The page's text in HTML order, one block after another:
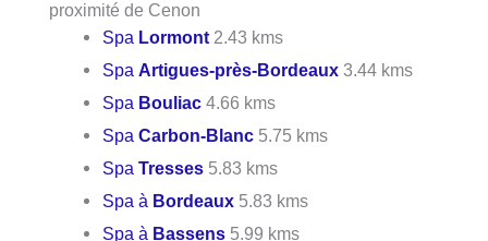
proximité de Cenon
Spa Lormont 2.43 kms
SpaArtigues-près-Bordeaux 3.44 kms
Spa Bouliac 4.66 kms
SpaCarbon-Blanc 5.75 kms
SpaTresses 5.83 kms
Spa à Bordeaux 5.83 kms
Spa à Bassens 5.99 kms